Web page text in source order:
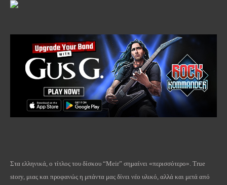
Στα ελληνικά, ο τίτλος του δίσκου “Meir” σημαίνει «περισσότερο». True
story , μιας και προφανώς η μπάντα μας δίνει νέο υλικό, αλλά και μετά από